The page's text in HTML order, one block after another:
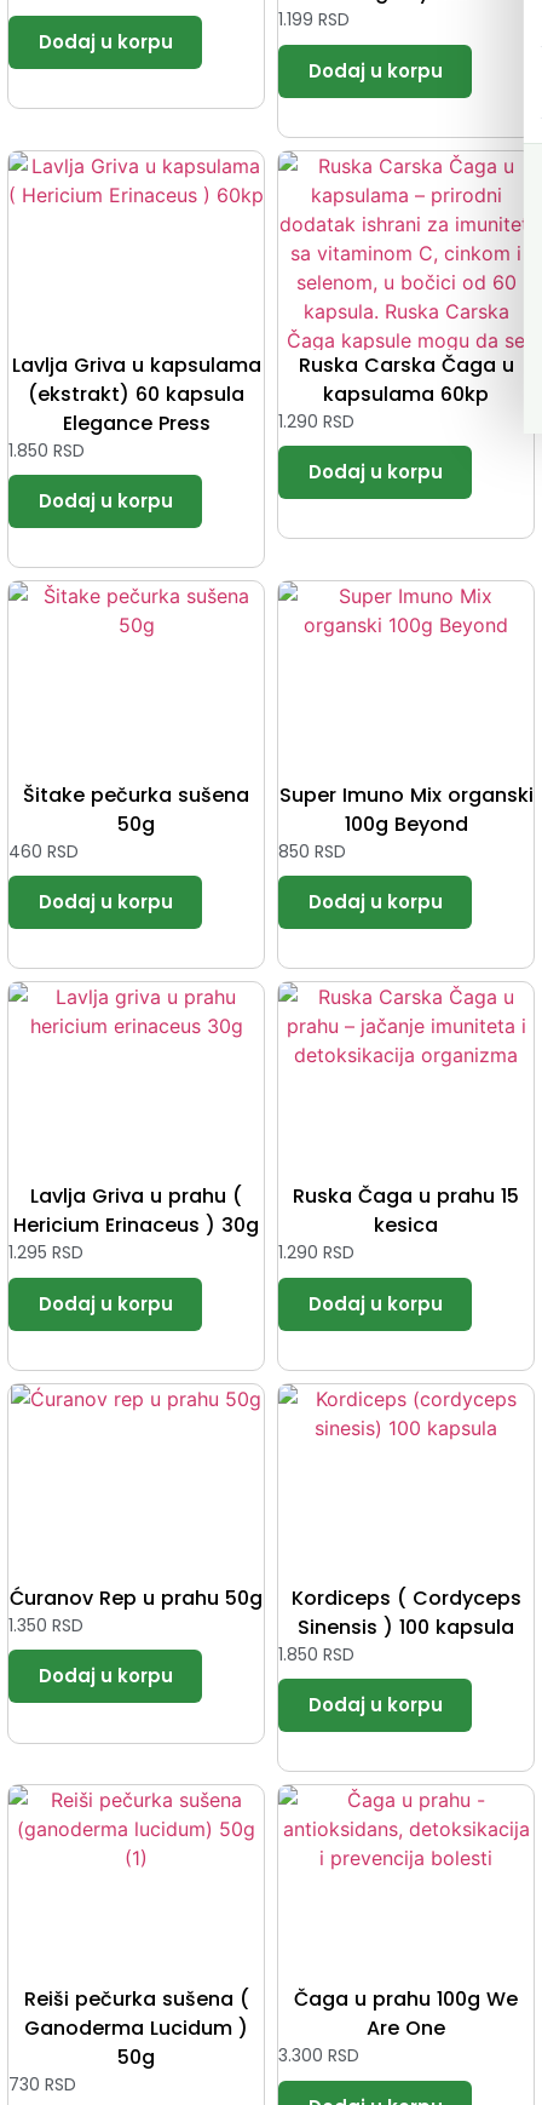
1.199 RSD
Lavlja Griva u kapsulama
(ekstrakt) 60 kapsula
Elegance Press
1.850 RSD
Ruska Carska Čaga u
kapsulama 60kp
1.290 RSD
Šitake pečurka sušena
50g
460 RSD
Super Imuno Mix organski
100g Beyond
850 RSD
Lavlja Griva u prahu (
Hericium Erinaceus ) 30g
1.295 RSD
Ruska Čaga u prahu 15
kesica
1.290 RSD
Ćuranov Rep u prahu 50g
1.350 RSD
Kordiceps ( Cordyceps
Sinensis ) 100 kapsula
1.850 RSD
Reiši pečurka sušena (
Ganoderma Lucidum )
50g
730 RSD
Čaga u prahu 100g We
Are One
3.300 RSD